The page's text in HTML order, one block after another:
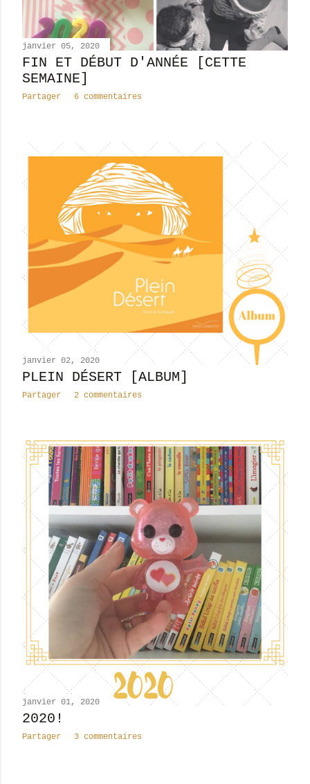
janvier 05, 2020
FIN ET DÉBUT D'ANNÉE [CETTE
SEMAINE]
Partager 6 commentaires
janvier 02, 2020
PLEIN DÉSERT [ALBUM]
Partager 2 commentaires
janvier 01, 2020
2020!
Partager 3 commentaires